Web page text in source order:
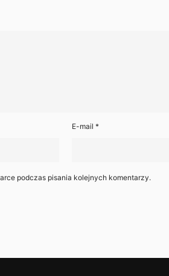
E-mail *
podczas pisania kolejnych komentarzy.